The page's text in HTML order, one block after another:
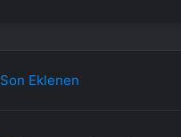
Son Eklenen